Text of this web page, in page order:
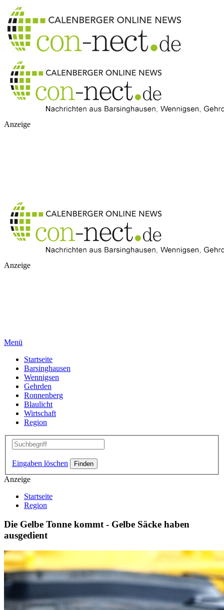
Anzeige
Anzeige
Menü
Startseite
Barsinghausen
Wennigsen
Gehrden
Ronnenberg
Blaulicht
Wirtschaft
Region
Eingaben löschen
Anzeige
Startseite
Region
Die Gelbe Tonne kommt - Gelbe Säcke haben
ausgedient